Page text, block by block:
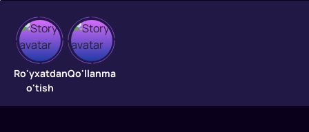
Kirakash
Kirakash
Ro'yxatdan
o'tish
Qo'llanma